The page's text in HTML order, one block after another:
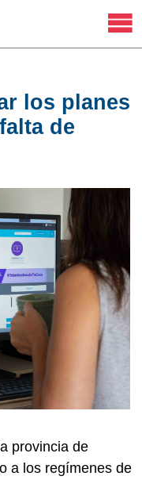
los planes
de
provincia de
a los regímenes de